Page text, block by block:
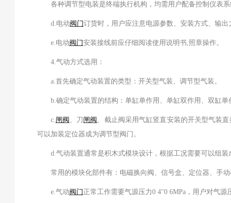
各种调节型电装是终端执行机构，均需用户配备控制仪表系
d.电动阀门订货时，用户应注意电源参数、安装方式、输
e.电动阀门安装接线前应仔细阅读使用说明书,照章操作。
4.气动方式选用：
a.首先确定气动装置的类型：开关型气装、调节型气装。
b.确定气动装置的结构：单缸单作用、单缸双作用、双缸单
c.闸阀 、刀 闸阀 、截止阀采用气缸竖直安装的开关型气装
可以加装定位器成为调节型阀门。
d.气动装置通常是积木式模块设计，根据工况需要可以组装
常用的模块化部件有：电磁换向阀、信号盒、定位器、手动
e.气动阀门 正常工作需要气源压力0 4"0 6MPa，用户对气源